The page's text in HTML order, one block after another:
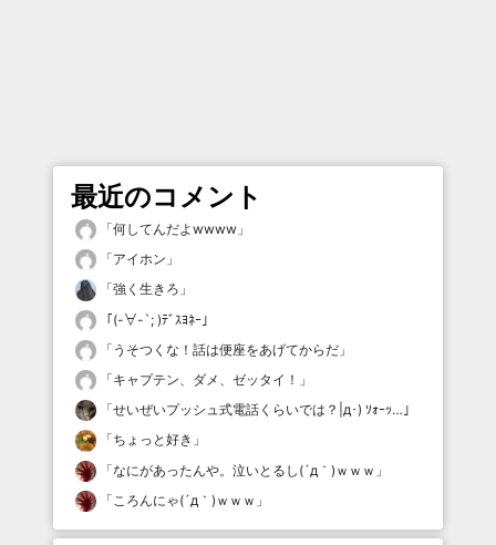
最近のコメント
「何してんだよwwww 」
「アイホン 」
「強く生きろ 」
「(-∀-`; )ﾃﾞｽﾖﾈｰ 」
「 うそつくな！話は便座をあげてからだ 」
「キャプテン、ダメ、ゼッタイ！ 」
「せいぜいプッシュ式電話くらいでは？|д･) ｿｫｰｯ… 」
「ちょっと好き 」
「なにがあったんや。泣いとるし(´д｀)ｗｗｗ 」
「 ころんにゃ(´д｀)ｗｗｗ 」